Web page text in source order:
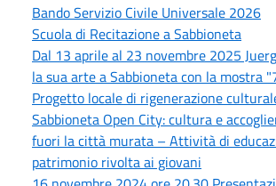
Bando Servizio Civile Universale 2026
Scuola di Recitazione a Sabbioneta
Dal 13 aprile al 23 novembre 2025
la sua arte a Sabbioneta con la mostra
Progetto locale di rigenerazione
Sabbioneta Open City: cultura e
fuori la città murata – Attività di
patrimonio rivolta ai giovani